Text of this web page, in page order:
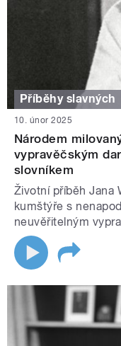
Příběhy slavných
10. únor 2025
Národem
vypravěčským
slovníkem
Životní příběh Jana
kumštýře s
neuvěřitelným